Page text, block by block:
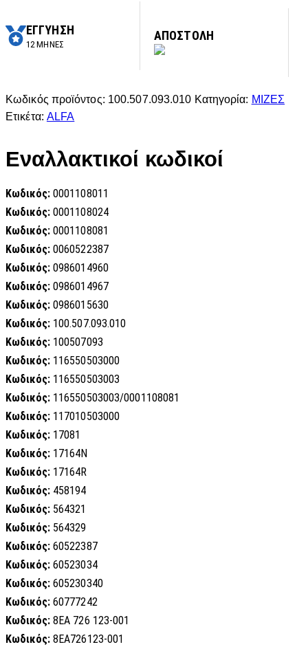
ΕΓΓΥΗΣΗ
12 ΜΗΝΕΣ
ΑΠΟΣΤΟΛΗ
Κωδικός προϊόντος: 100.507.093.010 Κατηγορία: ΜΙΖΕΣ
Ετικέτα: ALFA
Εναλλακτικοί κωδικοί
Κωδικός: 0001108011
Κωδικός: 0001108024
Κωδικός: 0001108081
Κωδικός: 0060522387
Κωδικός: 0986014960
Κωδικός: 0986014967
Κωδικός: 0986015630
Κωδικός: 100.507.093.010
Κωδικός: 100507093
Κωδικός: 116550503000
Κωδικός: 116550503003
Κωδικός: 116550503003/0001108081
Κωδικός: 117010503000
Κωδικός: 17081
Κωδικός: 17164N
Κωδικός: 17164R
Κωδικός: 458194
Κωδικός: 564321
Κωδικός: 564329
Κωδικός: 60522387
Κωδικός: 60523034
Κωδικός: 605230340
Κωδικός: 60777242
Κωδικός: 8EA 726 123-001
Κωδικός: 8EA726123-001